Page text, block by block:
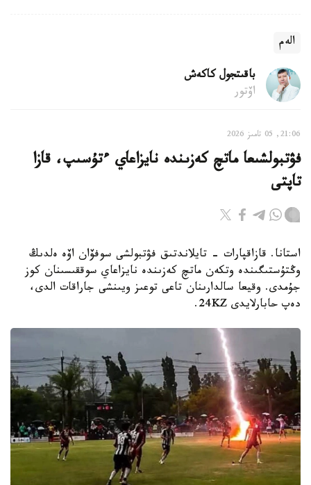
الەم
باقىتجول كاكەش
اۆتور
21:06, 05 تامىز 2026
فۋتبولشىعا ماتچ كەزىندە نايزاعاي ءتۇسىپ، قازا
تاپتى
استانا. قازاقپارات - تايلاندتىق فۋتبولشى سوفۆان اۆە ەلدىڭ
وڭتۇستىگىندە وتكەن ماتچ كەزىندە نايزاعاي سوققىسىنان كوز
جۇمدى. وقيعا سالدارىنان تاعى توعىز ويىنشى جاراقات الدى،
دەپ حابارلايدى 24KZ.